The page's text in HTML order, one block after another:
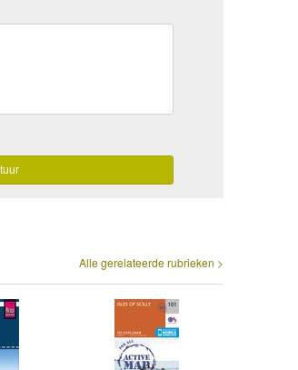
Alle gerelateerde rubrieken >